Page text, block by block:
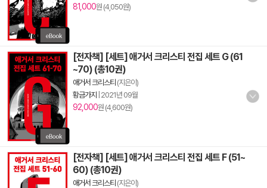
81,000원 (4,050원)
[전자책] [세트] 애거서 크리스티 전집 세트 G (61
~70) (총10권)
애거서 크리스티 (지은이)
황금가지
2021년 09월
92,000원 (4,600원)
[전자책] [세트] 애거서 크리스티 전집 세트 F (51~
60) (총10권)
애거서 크리스티 (지은이)